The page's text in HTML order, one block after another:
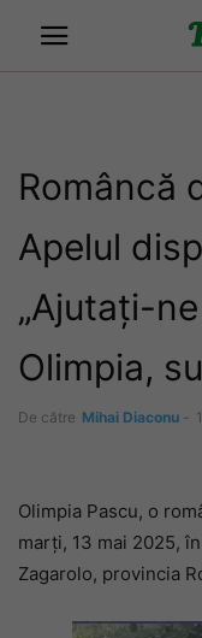
Româncă
Apelul
„Ajutați-
Olimpia,
De către Mihai Diaconu -
Olimpia Pascu, o
marți, 13 mai 2025,
Zagarolo, provincia